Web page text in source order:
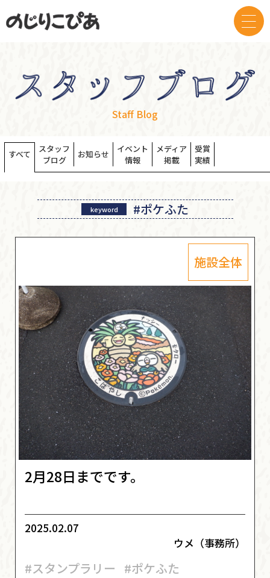
Staff Blog
すべて
スタッフ
ブログ
お知らせ
イベント
情報
メディア
掲載
受賞
実績
keyword #ポケふた
施設全体
2月28日までです。
2025.02.07
ウメ（事務所）
#スタンプラリー #ポケふた